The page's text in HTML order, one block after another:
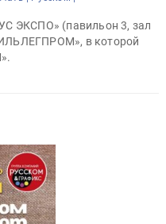
ЭКСПО» (павильон 3, зал
в которой